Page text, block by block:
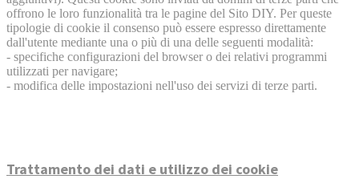
offrono le loro funzionalità tra le pagine del Sito DIY. Per queste
tipologie di cookie il consenso può essere espresso direttamente
dall'utente mediante una o più di una delle seguenti modalità:
- specifiche configurazioni del browser o dei relativi programmi
utilizzati per navigare;
- modifica delle impostazioni nell'uso dei servizi di terze parti.
Trattamento dei dati e utilizzo dei cookie